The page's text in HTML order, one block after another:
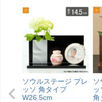
ソウルステージ プレ
ッソ 角タイプ
W26.5cm
角